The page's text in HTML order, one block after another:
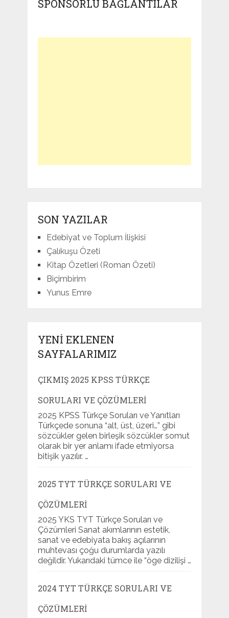
SPONSORLU BAĞLANTILAR
SON YAZILAR
Edebiyat ve Toplum İlişkisi
Çalıkuşu Özeti
Kitap Özetleri (Roman Özeti)
Biçimbirim
Yunus Emre
YENI EKLENEN
SAYFALARIMIZ
ÇIKMIŞ 2025 KPSS TÜRKÇE
SORULARI VE ÇÖZÜMLERI
2025 KPSS Türkçe Soruları ve Yanıtları
Türkçede sonuna “alt, üst, üzeri…” gibi
sözcükler gelen birleşik sözcükler somut
olarak bir yer anlamı ifade etmiyorsa
bitişik yazılır. …
2025 TYT TÜRKÇE SORULARI VE
ÇÖZÜMLERI
2025 YKS TYT Türkçe Soruları ve
Çözümleri Sanat akımlarının estetik,
sanat ve edebiyata bakış açılarının
muhtevası çoğu durumlarda yazılı
değildir. Yukarıdaki tümce ile “öge dizilişi …
2024 TYT TÜRKÇE SORULARI VE
ÇÖZÜMLERI